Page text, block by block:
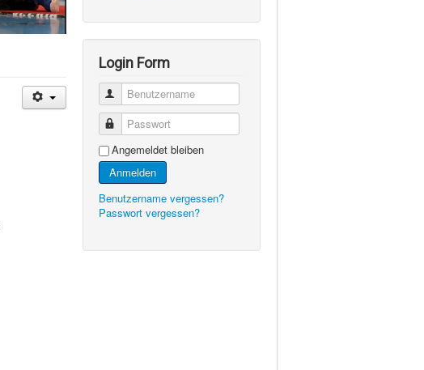
Login Form
Benutzername
Passwort
Angemeldet bleiben
Anmelden
Benutzername vergessen?
Passwort vergessen?